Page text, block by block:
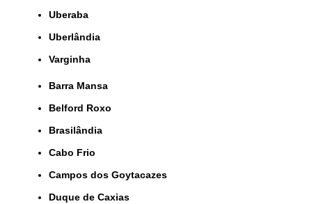
Uberaba
Uberlândia
Varginha
Barra Mansa
Belford Roxo
Brasilândia
Cabo Frio
Campos dos Goytacazes
Duque de Caxias